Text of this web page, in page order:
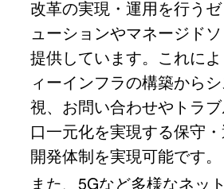
改革の実現・運用を行う
ューションやマネージド
提供しています。これに
ィーインフラの構築から
視、お問い合わせやトラ
口一元化を実現する保守・
開発体制を実現可能です。
また、5Gなど多様なネッ